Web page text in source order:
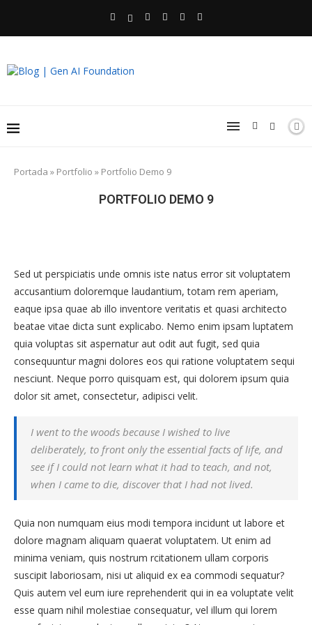
Portada » Portfolio » Portfolio Demo 9
PORTFOLIO DEMO 9
Sed ut perspiciatis unde omnis iste natus error sit voluptatem
accusantium doloremque laudantium, totam rem aperiam,
eaque ipsa quae ab illo inventore veritatis et quasi architecto
beatae vitae dicta sunt explicabo. Nemo enim ipsam luptatem
quia voluptas sit aspernatur aut odit aut fugit, sed quia
consequuntur magni dolores eos qui ratione voluptatem sequi
nesciunt. Neque porro quisquam est, qui dolorem ipsum quia
dolor sit amet, consectetur, adipisci velit.
I went to the woods because I wished to live
deliberately, to front only the essential facts of life, and
see if I could not learn what it had to teach, and not,
when I came to die, discover that I had not lived.
Quia non numquam eius modi tempora incidunt ut labore et
dolore magnam aliquam quaerat voluptatem. Ut enim ad
minima veniam, quis nostrum rcitationem ullam corporis
suscipit laboriosam, nisi ut aliquid ex ea commodi sequatur?
Quis autem vel eum iure reprehenderit qui in ea voluptate velit
esse quam nihil molestiae consequatur, vel illum qui lorem